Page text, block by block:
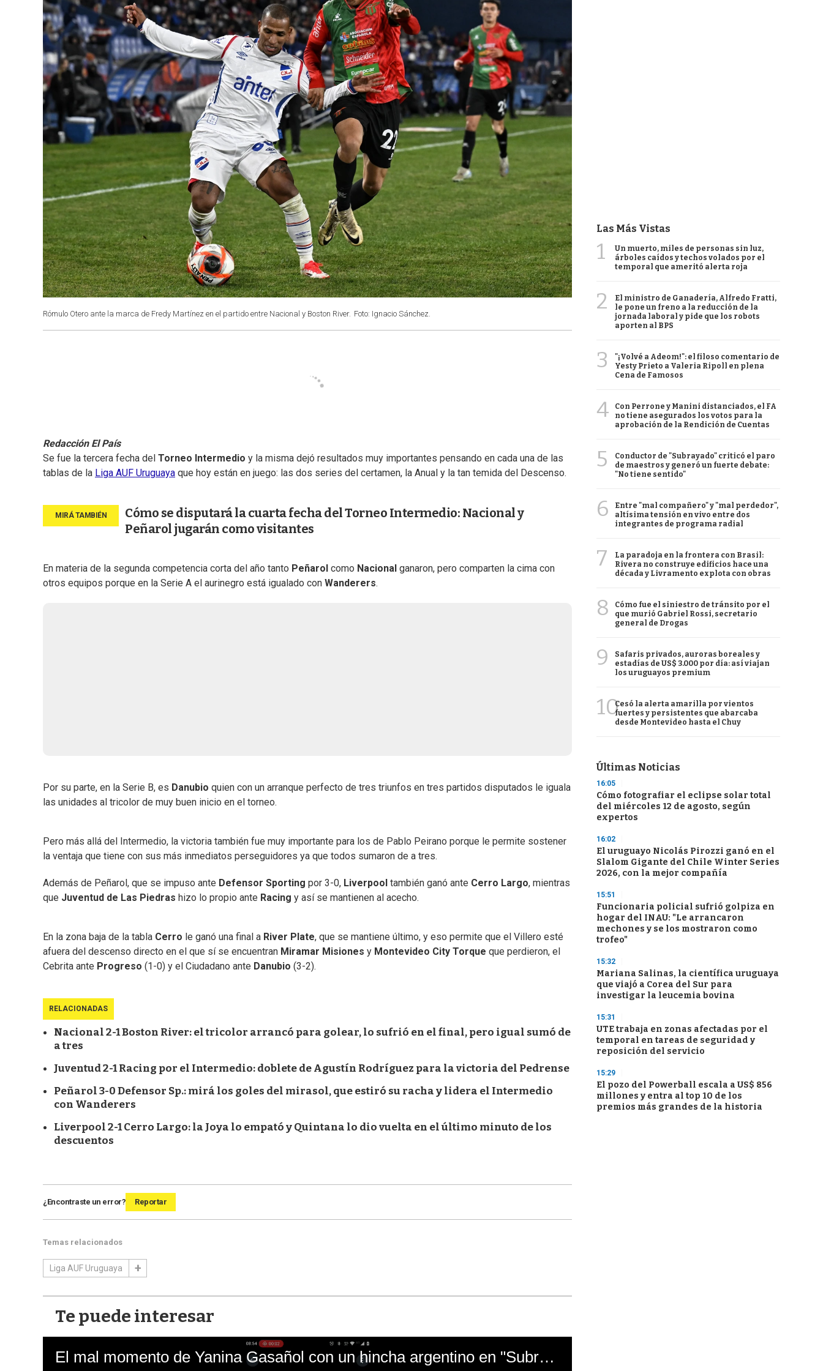
Rómulo Otero ante la marca de Fredy Martínez en el partido entre Nacional y Boston River. Foto: Ignacio Sánchez.
Redacción El País
Se fue la tercera fecha del Torneo Intermedio y la misma dejó resultados muy importantes pensando en cada una de las
tablas de la Liga AUF Uruguaya que hoy están en juego: las dos series del certamen, la Anual y la tan temida del Descenso.
Cómo se disputará la cuarta fecha del Torneo Intermedio: Nacional y
Peñarol jugarán como visitantes
En materia de la segunda competencia corta del año tanto Peñarol como Nacional ganaron, pero comparten la cima con
otros equipos porque en la Serie A el aurinegro está igualado con Wanderers.
Por su parte, en la Serie B, es Danubio quien con un arranque perfecto de tres triunfos en tres partidos disputados le iguala
las unidades al tricolor de muy buen inicio en el torneo.
Pero más allá del Intermedio, la victoria también fue muy importante para los de Pablo Peirano porque le permite sostener
la ventaja que tiene con sus más inmediatos perseguidores ya que todos sumaron de a tres.
Además de Peñarol, que se impuso ante Defensor Sporting por 3-0, Liverpool también ganó ante Cerro Largo, mientras
que Juventud de Las Piedras hizo lo propio ante Racing y así se mantienen al acecho.
En la zona baja de la tabla Cerro le ganó una final a River Plate, que se mantiene último, y eso permite que el Villero esté
afuera del descenso directo en el que sí se encuentran Miramar Misiones y Montevideo City Torque que perdieron, el
Cebrita ante Progreso (1-0) y el Ciudadano ante Danubio (3-2).
RELACIONADAS
Nacional 2-1 Boston River: el tricolor arrancó para golear, lo sufrió en el final, pero igual sumó de
a tres
Juventud 2-1 Racing por el Intermedio: doblete de Agustín Rodríguez para la victoria del Pedrense
Peñarol 3-0 Defensor Sp.: mirá los goles del mirasol, que estiró su racha y lidera el Intermedio
con Wanderers
Liverpool 2-1 Cerro Largo: la Joya lo empató y Quintana lo dio vuelta en el último minuto de los
descuentos
¿Encontraste un error? Reportar
Temas relacionados
Liga AUF Uruguaya
Te puede interesar
El mal momento de Yanina Gasañol con un hincha argentino en "Subrayado"
Las Más Vistas
1
Un muerto, miles de personas sin luz,
árboles caídos y techos volados por el
temporal que ameritó alerta roja
2
El ministro de Ganadería, Alfredo Fratti,
le pone un freno a la reducción de la
jornada laboral y pide que los robots
aporten al BPS
3
"¡Volvé a Adeom!": el filoso comentario de
Yesty Prieto a Valeria Ripoll en plena
Cena de Famosos
4
Con Perrone y Manini distanciados, el FA
no tiene asegurados los votos para la
aprobación de la Rendición de Cuentas
5
Conductor de "Subrayado" criticó el paro
de maestros y generó un fuerte debate:
"No tiene sentido"
6
Entre "mal compañero" y "mal perdedor",
altísima tensión en vivo entre dos
integrantes de programa radial
7
La paradoja en la frontera con Brasil:
Rivera no construye edificios hace una
década y Livramento explota con obras
8
Cómo fue el siniestro de tránsito por el
que murió Gabriel Rossi, secretario
general de Drogas
9
Safaris privados, auroras boreales y
estadías de US$ 3.000 por día: así viajan
los uruguayos premium
10Cesó la alerta amarilla por vientos
fuertes y persistentes que abarcaba
desde Montevideo hasta el Chuy
Últimas Noticias
16:05
Cómo fotografiar el eclipse solar total
del miércoles 12 de agosto, según
expertos
16:02
El uruguayo Nicolás Pirozzi ganó en el
Slalom Gigante del Chile Winter Series
2026, con la mejor compañía
15:51
Funcionaria policial sufrió golpiza en
hogar del INAU: "Le arrancaron
mechones y se los mostraron como
trofeo"
15:32
Mariana Salinas, la científica uruguaya
que viajó a Corea del Sur para
investigar la leucemia bovina
15:31
UTE trabaja en zonas afectadas por el
temporal en tareas de seguridad y
reposición del servicio
15:29
El pozo del Powerball escala a US$ 856
millones y entra al top 10 de los
premios más grandes de la historia